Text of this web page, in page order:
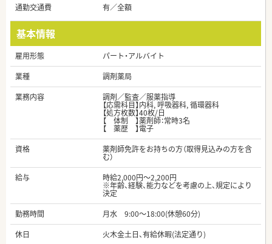
通勤交通費
有／全額
基本情報
雇用形態
パート・アルバイト
業種
調剤薬局
業務内容
調剤／監査／服薬指導
【応需科目】内科, 呼吸器科, 循環器科
【処方枚数】40枚/日
【 体制 】薬剤師：常時3名
【 薬歴 】電子
資格
薬剤師免許をお持ちの方（取得見込みの方を含
む）
給与
時給2,000円～2,200円
※年齢、経験、能力などを考慮の上、規定により
決定
勤務時間
月水 9:00～18:00(休憩60分)
休日
火木金土日、有給休暇(法定通り)